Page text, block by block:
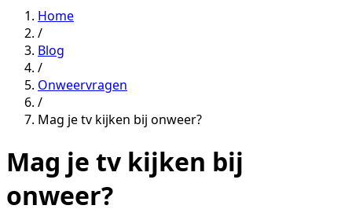
Home
/
Blog
/
Onweervragen
/
Mag je tv kijken bij onweer?
Mag je tv kijken bij
onweer?